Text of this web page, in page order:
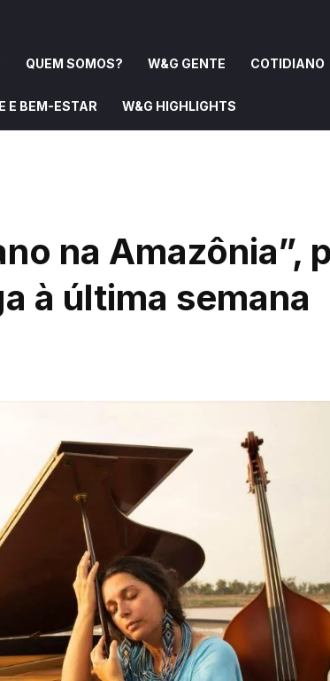
QUEM SOMOS? W&G GENTE COTIDIANO
E BEM-ESTAR W&G HIGHLIGHTS
na Amazônia”,
à última semana